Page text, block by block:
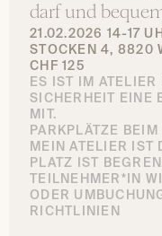
darf und
21.02.2026 14-17
STOCKEN 4, 8820
CHF 125
ES IST IM ATELIER
SICHERHEIT EINE
MIT.
PARKPLÄTZE
MEIN ATELIER IST
PLATZ IST
TEILNEHMER*IN
ODER
RICHTLINIEN